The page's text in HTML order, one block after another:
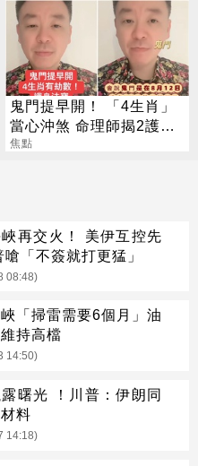
鬼門提早開！ 「4生肖」
當心沖煞 命理師揭2護身
法寶
焦點
再交火！ 美伊互控先
「不簽就打更猛」
08:48)
「掃雷需要6個月」油
持高檔
14:50)
曙光 ！川普：伊朗同
料
14:18)